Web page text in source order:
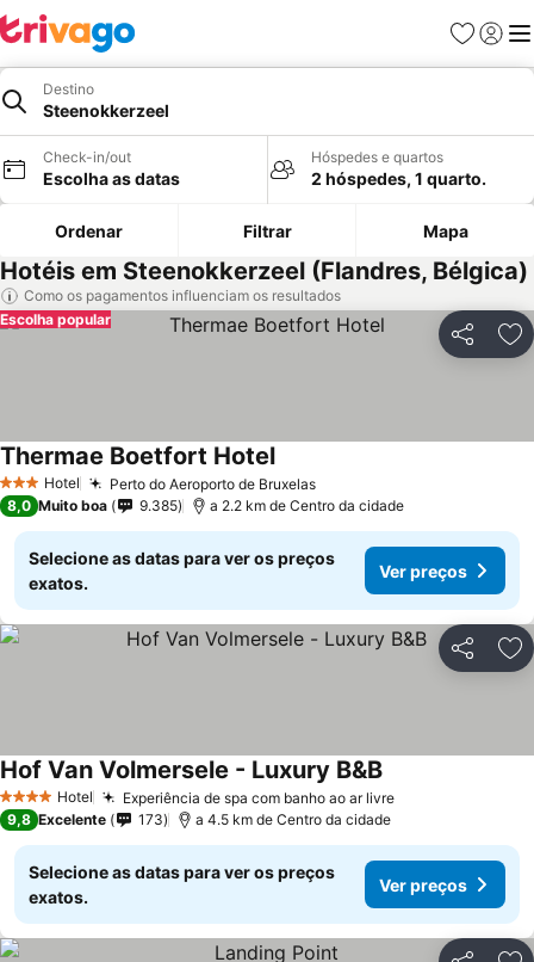
Favoritos
Iniciar
Destino
Steenokkerzeel
Check-in/out
Escolha as datas
Hóspedes e quartos
2 hóspedes, 1 quarto.
Ordenar Filtrar Mapa
Hotéis em Steenokkerzeel (Flandres, Bélgica)
Como os pagamentos influenciam os resultados
Partilhar
Escolha popular
3 EstrelasHotel Perto do Aeroporto de Bruxelas
Thermae Boetfort Hotel
8,0 Muito boa 9.385 a 2.2 km de Centro da cidade
Selecione as datas para ver os preços
exatos.
Ver preços
Partilhar
4 EstrelasHotel Experiência de spa com banho ao ar livre
Hof Van Volmersele - Luxury B&B
9,8 Excelente 173 a 4.5 km de Centro da cidade
Selecione as datas para ver os preços
exatos.
Ver preços